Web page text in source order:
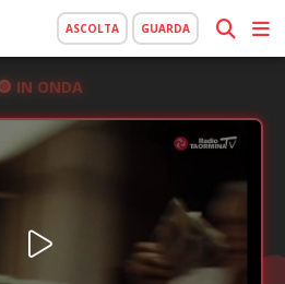
ASCOLTA GUARDA
IN ONDA